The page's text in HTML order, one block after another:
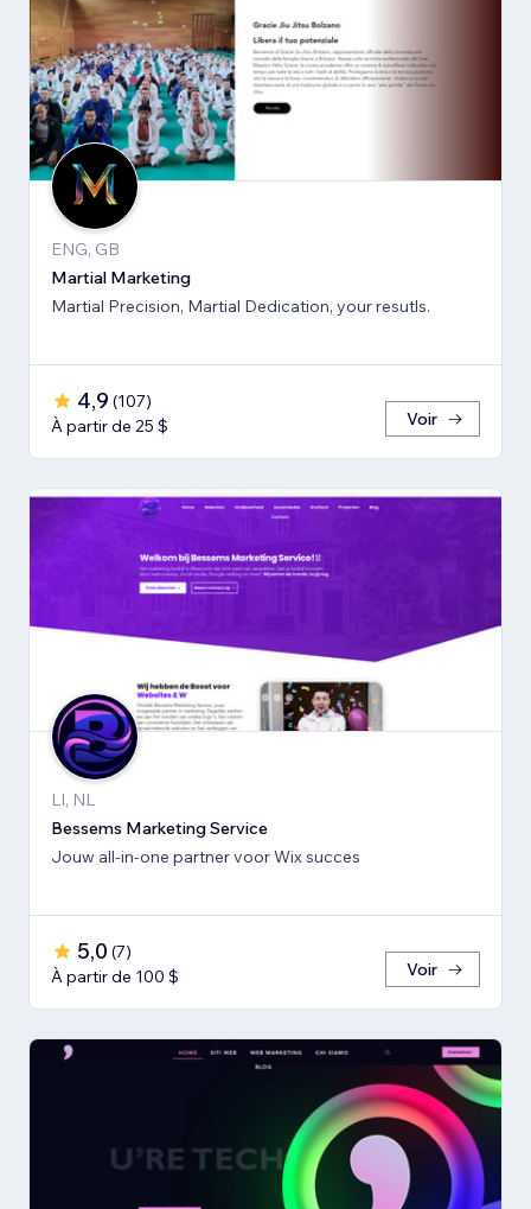
ENG, GB
Martial Marketing
Martial Precision, Martial Dedication, your resutls.
4,9 (107)
À partir de 25 $
Voir
LI, NL
Bessems Marketing Service
Jouw all-in-one partner voor Wix succes
5,0 (7)
À partir de 100 $
Voir